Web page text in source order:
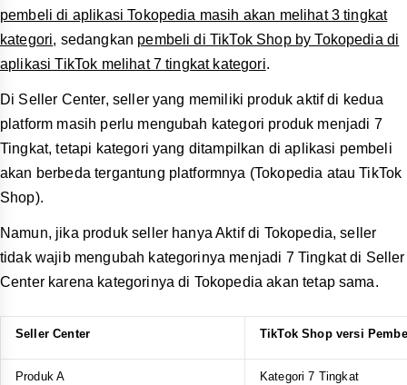
pembeli di aplikasi Tokopedia masih akan melihat 3 tingkat
kategori, sedangkan pembeli di TikTok Shop by Tokopedia di
aplikasi TikTok melihat 7 tingkat kategori.
Di Seller Center, seller yang memiliki produk aktif di kedua
platform masih perlu mengubah kategori produk menjadi 7
Tingkat, tetapi kategori yang ditampilkan di aplikasi pembeli
akan berbeda tergantung platformnya (Tokopedia atau TikTok
Shop).
Namun, jika produk seller hanya Aktif di Tokopedia, seller
tidak wajib mengubah kategorinya menjadi 7 Tingkat di Seller
Center karena kategorinya di Tokopedia akan tetap sama.
Seller Center TikTok Shop versi
Produk A
Kategori 7 Tingkat